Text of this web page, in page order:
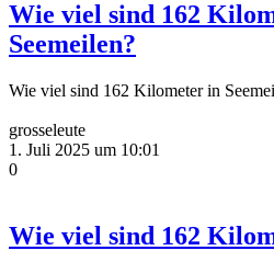
Wie viel sind 162
Seemeilen?
Wie viel sind 162 Kilometer in
grosseleute
1. Juli 2025 um 10:01
0
Wie viel sind 162